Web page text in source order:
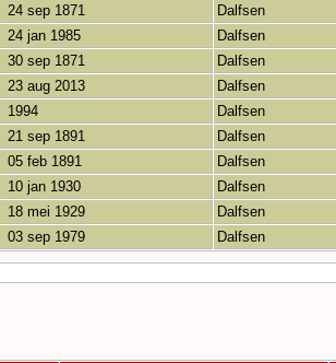
24 sep 1871 Dalfsen
24 jan 1985 Dalfsen
30 sep 1871 Dalfsen
23 aug 2013 Dalfsen
1994 Dalfsen
21 sep 1891 Dalfsen
05 feb 1891 Dalfsen
10 jan 1930 Dalfsen
18 mei 1929 Dalfsen
03 sep 1979 Dalfsen